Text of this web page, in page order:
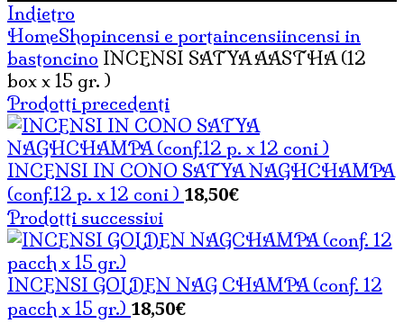
Indietro
HomeShopincensi e portaincensiincensi in
bastoncino INCENSI SATYA AASTHA (12
box x 15 gr. )
Prodotti precedenti
INCENSI IN CONO SATYA NAGHCHAMPA
(conf.12 p. x 12 coni ) 18,50€
Prodotti successivi
INCENSI GOLDEN NAG CHAMPA (conf. 12
pacch x 15 gr.) 18,50€